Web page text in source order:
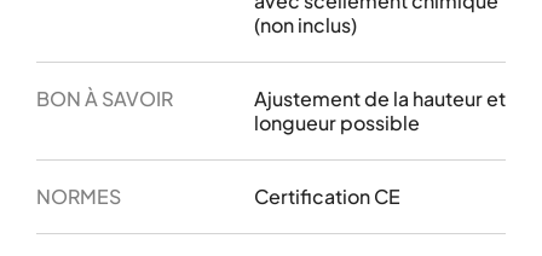
(non inclus)
BON À SAVOIR
Ajustement de la hauteur et
longueur possible
NORMES Certification CE